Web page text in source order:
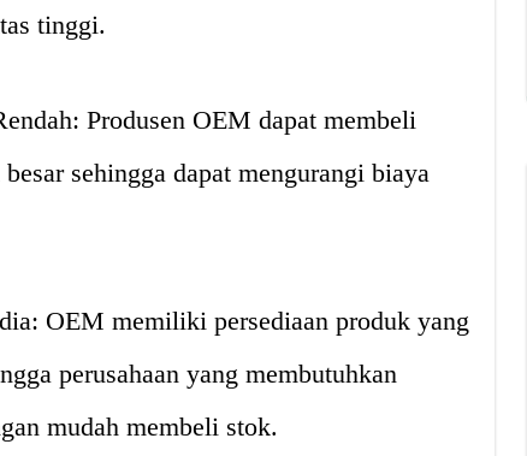
tinggi.
Produsen OEM dapat membeli
sehingga dapat mengurangi biaya
OEM memiliki persediaan produk yang
perusahaan yang membutuhkan
mudah membeli stok.